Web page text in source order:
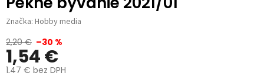
Značka: Hobby media
2,20 € –30 %
1,54 €
1,47 € bez DPH